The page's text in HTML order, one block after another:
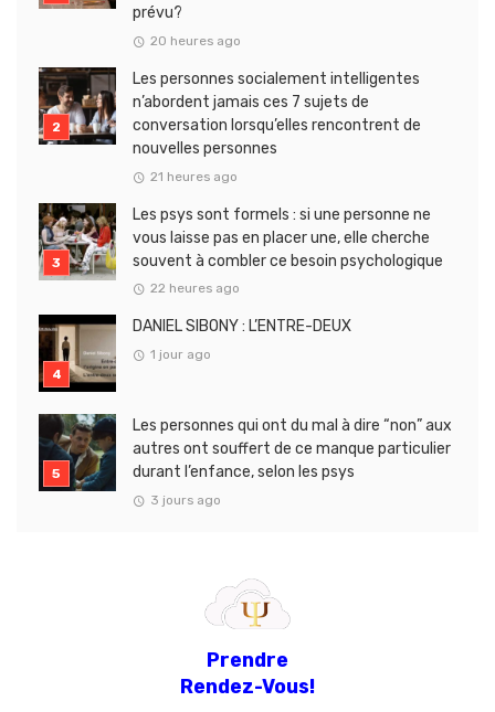
prévu?
20 heures ago
Les personnes socialement intelligentes
n’abordent jamais ces 7 sujets de
conversation lorsqu’elles rencontrent de
nouvelles personnes
21 heures ago
Les psys sont formels : si une personne ne
vous laisse pas en placer une, elle cherche
souvent à combler ce besoin psychologique
22 heures ago
DANIEL SIBONY : L’ENTRE-DEUX
1 jour ago
Les personnes qui ont du mal à dire “non” aux
autres ont souffert de ce manque particulier
durant l’enfance, selon les psys
3 jours ago
Prendre
Rendez-Vous!